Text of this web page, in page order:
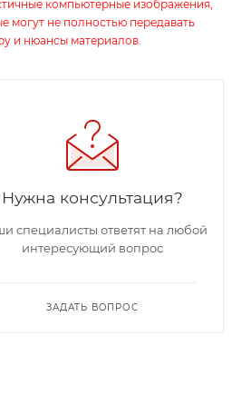
компьютерные изображения,
могут не полностью передавать
и нюансы материалов.
Нужна консультация?
специалисты ответят на любой
интересующий вопрос
ЗАДАТЬ ВОПРОС